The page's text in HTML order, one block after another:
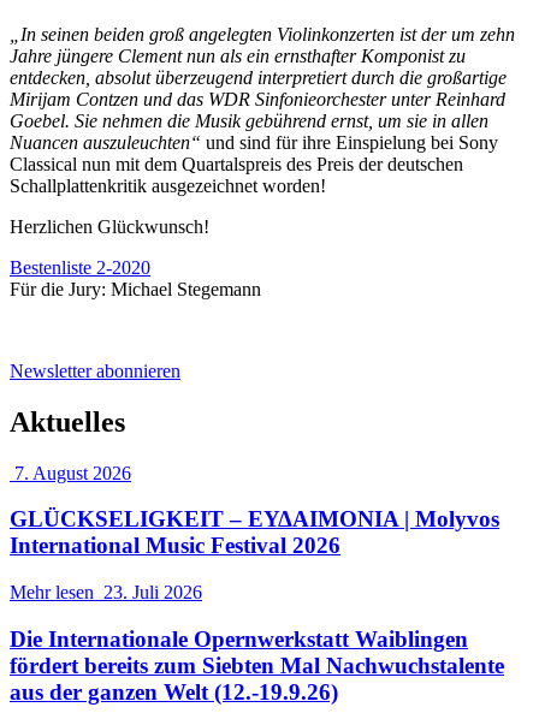
„In seinen beiden groß angelegten Violinkonzerten ist der um zehn
Jahre jüngere Clement nun als ein ernsthafter Komponist zu
entdecken, absolut überzeugend interpretiert durch die großartige
Mirijam Contzen und das WDR Sinfonieorchester unter Reinhard
Goebel. Sie nehmen die Musik gebührend ernst, um sie in allen
Nuancen auszuleuchten“ und sind für ihre Einspielung bei Sony
Classical nun mit dem Quartalspreis des Preis der deutschen
Schallplattenkritik ausgezeichnet worden!
Herzlichen Glückwunsch!
Bestenliste 2-2020
Für die Jury: Michael Stegemann
Newsletter abonnieren
Aktuelles
7. August 2026
GLÜCKSELIGKEIT – ΕΥΔΑΙΜΟΝΙΑ | Molyvos
International Music Festival 2026
Mehr lesen 23. Juli 2026
Die Internationale Opernwerkstatt Waiblingen
fördert bereits zum Siebten Mal Nachwuchstalente
aus der ganzen Welt (12.-19.9.26)